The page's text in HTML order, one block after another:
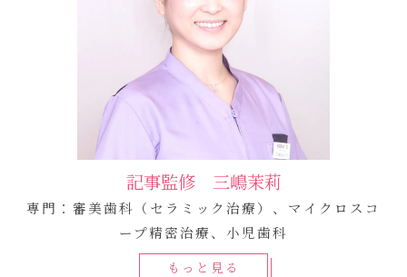
記事監修 三嶋茉莉
専門：審美歯科（セラミック治療）、マイクロスコ
ープ精密治療、小児歯科
もっと見る